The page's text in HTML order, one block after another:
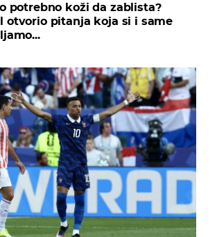
potrebno koži da zablista?
otvorio pitanja koja si i same